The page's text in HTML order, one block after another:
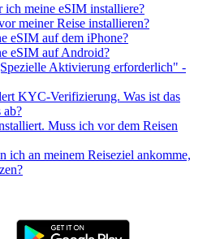
ich meine eSIM installiere?
meiner Reise installieren?
eSIM auf dem iPhone?
eSIM auf Android?
Aktivierung erforderlich" -
KYC-Verifizierung. Was ist das
ab?
Muss ich vor dem Reisen
ich an meinem Reiseziel ankomme,